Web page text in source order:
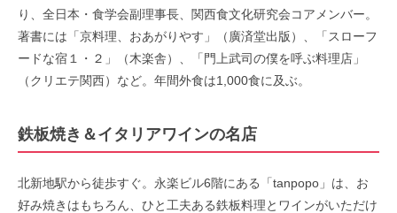
り、全日本・食学会副理事長、関西食文化研究会コアメンバー。
著書には「京料理、おあがりやす」（廣済堂出版）、「スローフ
ードな宿１・２」（木楽舎）、「門上武司の僕を呼ぶ料理店」
（クリエテ関西）など。年間外食は1,000食に及ぶ。
鉄板焼き＆イタリアワインの名店
北新地駅から徒歩すぐ。永楽ビル6階にある「tanpopo」は、お
好み焼きはもちろん、ひと工夫ある鉄板料理とワインがいただけ